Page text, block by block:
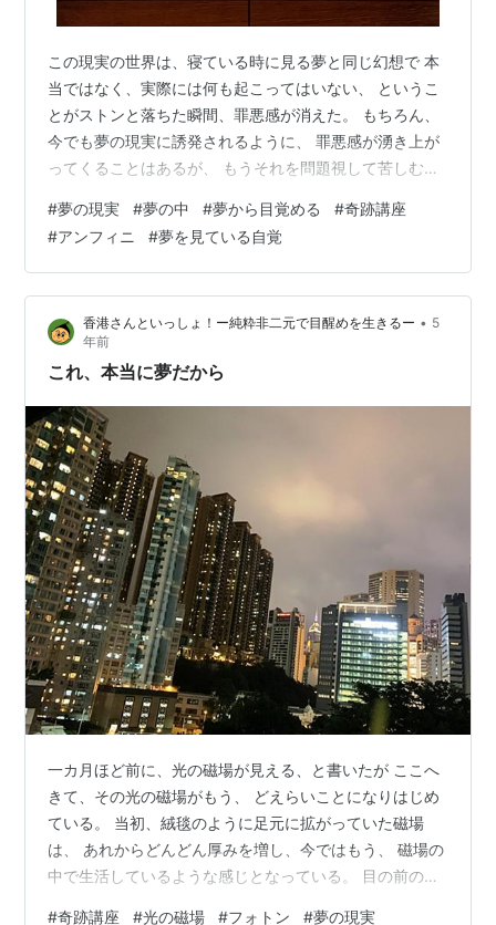
この現実の世界は、寝ている時に見る夢と同じ幻想で 本
当ではなく、実際には何も起こってはいない、 というこ
とがストンと落ちた瞬間、罪悪感が消えた。 もちろん、
今でも夢の現実に誘発されるように、 罪悪感が湧き上が
ってくることはあるが、 もうそれを問題視して苦しむよ
あるのであしからず） 心の中の在ると思い込んでいる罪
悪感をひとつひとつ 光に晒すことで罪など無かった、と
なるのではなく、 自分が夢を見ていることをはっきり知
覚することで、 あの罪も、この後ろめたさも、全部うそ
だった、 と理解が起きた。 会社で何が起こっていても、
誰に何を言われても、 自分…
#夢の現実 #夢の中 #夢から目覚める #奇跡講座
#アンフィニ #夢を見ている自覚
香港さんといっしょ！ー純粋非二元で目醒めを生きるー • 5
年前
これ、本当に夢だから
一カ月ほど前に、光の磁場が見える、と書いたが ここへ
きて、その光の磁場がもう、 どえらいことになりはじめ
ている。 当初、絨毯のように足元に拡がっていた磁場
は、 あれからどんどん厚みを増し、今ではもう、 磁場の
中で生活しているような感じとなっている。 目の前の空
#奇跡講座 #光の磁場 #フォトン #夢の現実